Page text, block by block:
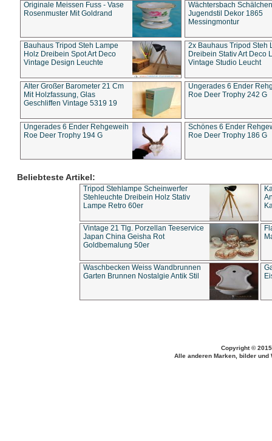
Originale Meissen Fuss - Vase
Rosenmuster Mit Goldrand
Wächtersbach Schälchen
Jugendstil Dekor 1865
Messingmontur
Bauhaus Tripod Steh Lampe
Holz Dreibein Spot Art Deco
Vintage Design Leuchte
2x Bauhaus Tripod Steh
Dreibein Stativ Art Deco
Vintage Studio Leucht
Alter Großer Barometer 21 Cm
Mit Holzfassung, Glas
Geschliffen Vintage 5319 19
Ungerades 6 Ender
Roe Deer Trophy 242 G
Ungerades 6 Ender Rehgeweih
Roe Deer Trophy 194 G
Schönes 6 Ender
Roe Deer Trophy 186 G
Beliebteste Artikel:
Tripod Stehlampe Scheinwerfer
Stehleuchte Dreibein Holz Stativ
Lampe Retro 60er
Vintage 21 Tlg. Porzellan Teeservice
Japan China Geisha Rot
Goldbemalung 50er
Waschbecken Weiss Wandbrunnen
Garten Brunnen Nostalgie Antik Stil
Copyright ©
Alle anderen Marken, bilder und